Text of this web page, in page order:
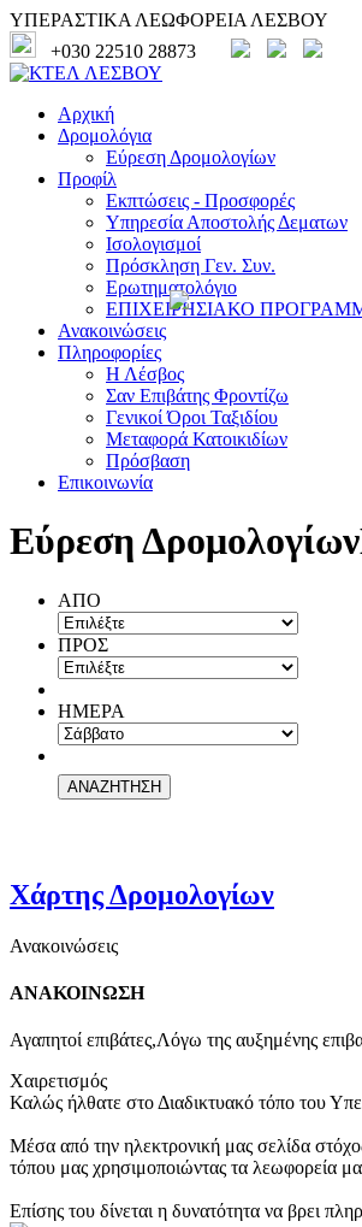
ΥΠΕΡΑΣΤΙΚΑ ΛΕΩΦΟΡΕΙΑ ΛΕΣΒΟΥ
+030 22510 28873
Αρχική
Δρομολόγια
Εύρεση Δρομολογίων
Προφίλ
Εκπτώσεις - Προσφορές
Υπηρεσία Αποστολής Δεματων
Ισολογισμοί
Πρόσκληση Γεν. Συν.
Ερωτηματολόγιο
ΕΠΙΧΕΙΡΗΣΙΑΚΟ
Ανακοινώσεις
Πληροφορίες
Η Λέσβος
Σαν Επιβάτης Φροντίζω
Γενικοί Όροι Ταξιδίου
Μεταφορά Κατοικιδίων
Πρόσβαση
Επικοινωνία
Εύρεση Δρομολογίων
ΑΠΟ
ΠΡΟΣ
ΗΜΕΡΑ
Χάρτης Δρομολογίων
Ανακοινώσεις
ΑΝΑΚΟΙΝΩΣΗ
Αγαπητοί επιβάτες,Λόγω της αυξημένης
Χαιρετισμός
Καλώς ήλθατε στο Διαδικτυακό τόπο του
Μέσα από την ηλεκτρονική μας σελίδα
τόπου μας χρησιμοποιώντας τα λεωφορεία
Επίσης του δίνεται η δυνατότητα να βρει